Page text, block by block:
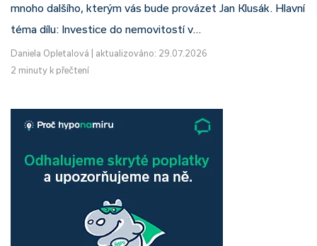
mnoho dalšího, kterým vás bude provázet Jan Klusák. Hlavní
téma dílu: Investice do nemovitostí v…
Daniela Opletalová
aktualizováno: 29.07.2026
2 minuty k přečtení